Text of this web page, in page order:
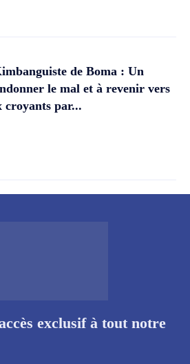
de Boma : Un
le mal et à revenir vers
croyants par...
exclusif à tout notre